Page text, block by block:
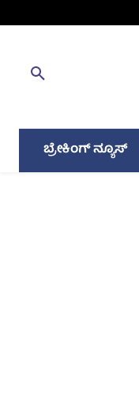
ಬ್ರೇಕಿಂಗ್ ನ್ಯೂಸ್